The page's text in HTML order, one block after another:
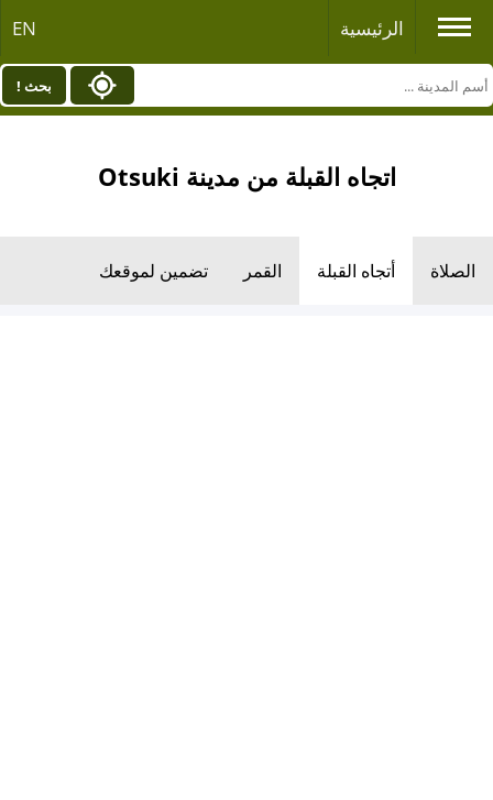
الرئيسية EN
بحث !
اتجاه القبلة من مدينة Otsuki
الصلاة أتجاه القبلة القمر تضمين لموقعك